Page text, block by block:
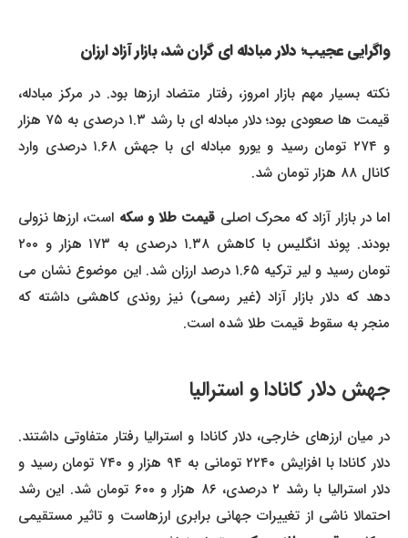
واگرایی عجیب؛ دلار مبادله ای گران شد، بازار آزاد ارزان
نکته بسیار مهم بازار امروز، رفتار متضاد ارزها بود. در مرکز مبادله،
قیمت ها صعودی بود؛ دلار مبادله ای با رشد ۱.۳ درصدی به ۷۵ هزار
و ۲۷۴ تومان رسید و یورو مبادله ای با جهش ۱.۶۸ درصدی وارد
کانال ۸۸ هزار تومان شد.
اما در بازار آزاد که محرک اصلیقیمت طلا و سکهاست، ارزها نزولی
بودند. پوند انگلیس با کاهش ۱.۳۸ درصدی به ۱۷۳ هزار و ۲۰۰
تومان رسید و لیر ترکیه ۱.۶۵ درصد ارزان شد. این موضوع نشان می
دهد که دلار بازار آزاد (غیر رسمی) نیز روندی کاهشی داشته که
منجر به سقوط قیمت طلا شده است.
جهش دلار کانادا و استرالیا
در میان ارزهای خارجی، دلار کانادا و استرالیا رفتار متفاوتی داشتند.
دلار کانادا با افزایش ۲۲۴۰ تومانی به ۹۴ هزار و ۷۴۰ تومان رسید و
دلار استرالیا با رشد ۲ درصدی، ۸۶ هزار و ۶۰۰ تومان شد. این رشد
احتمالا ناشی از تغییرات جهانی برابری ارزهاست و تاثیر مستقیمی